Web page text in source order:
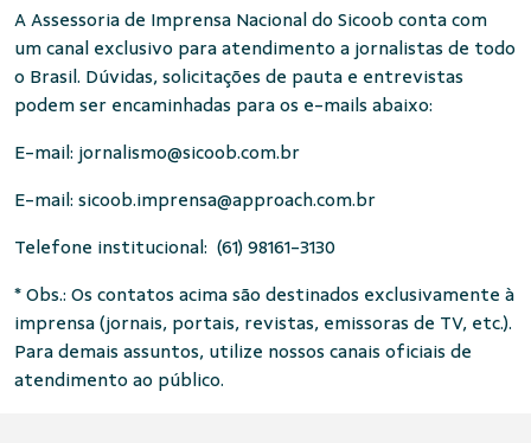
A Assessoria de Imprensa Nacional do Sicoob conta com
um canal exclusivo para atendimento a jornalistas de todo
o Brasil. Dúvidas, solicitações de pauta e entrevistas
podem ser encaminhadas para os e-mails abaixo:
E-mail: jornalismo@sicoob.com.br
E-mail: sicoob.imprensa@approach.com.br
Telefone institucional: (61) 98161-3130
* Obs.: Os contatos acima são destinados exclusivamente à
imprensa (jornais, portais, revistas, emissoras de TV, etc.).
Para demais assuntos, utilize nossos canais oficiais de
atendimento ao público.